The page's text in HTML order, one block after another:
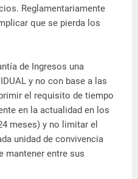
Reglamentariamente
que se pierda los
de Ingresos una
y no con base a las
el requisito de tiempo
en la actualidad en los
meses) y no limitar el
unidad de convivencia
mantener entre sus